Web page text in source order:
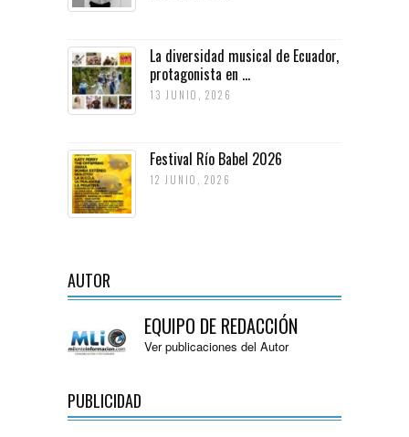
La diversidad musical de Ecuador,
protagonista en ...
13 JUNIO, 2026
Festival Río Babel 2026
12 JUNIO, 2026
AUTOR
EQUIPO DE REDACCIÓN
Ver publicaciones del Autor
PUBLICIDAD